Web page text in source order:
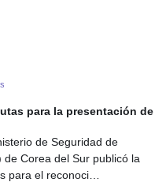
para la presentación de
de Seguridad de
Corea del Sur publicó la
para el reconoci…